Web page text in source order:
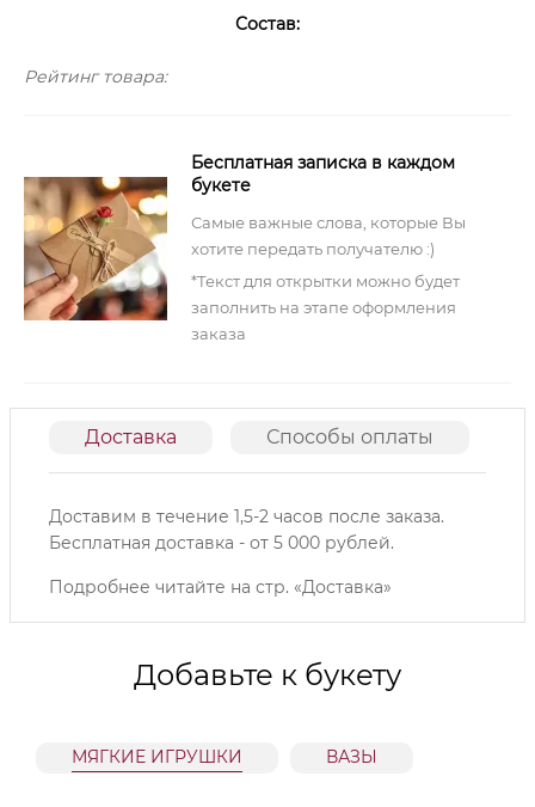
Состав:
Рейтинг товара:
Бесплатная записка в каждом
букете
Самые важные слова, которые Вы
хотите передать получателю :)
*Текст для открытки можно будет
заполнить на этапе оформления
заказа
Доставка Способы оплаты
Доставим в течение 1,5-2 часов после заказа.
Бесплатная доставка - от 5 000 рублей.
Подробнее читайте на стр. «Доставка»
Добавьте к букету
МЯГКИЕ ИГРУШКИ ВАЗЫ